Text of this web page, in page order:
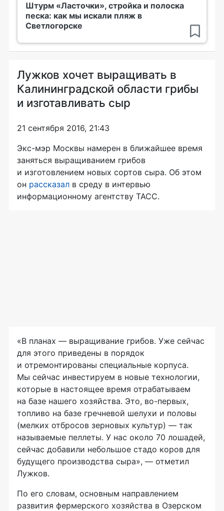
Штурм «Ласточки», стройка и полоска
песка: как мы искали пляж в
Светлогорске
Лужков хочет выращивать в
Калининградской области грибы
и изготавливать сыр
21 сентября 2016, 21:43
Экс-мэр Москвы намерен в ближайшее время
заняться выращиванием грибов
и изготовлением новых сортов сыра. Об этом
он рассказал в среду в интервью
информационному агентству ТАСС.
«В планах — выращивание грибов. Уже сейчас
для этого приведены в порядок
и отремонтированы специальные корпуса.
Мы сейчас инвестируем в новые технологии,
которые в настоящее время отрабатываем
на базе нашего хозяйства. Это, во-первых,
топливо на базе гречневой шелухи и половы
(мелких отбросов зерновых культур) — так
называемые пеллеты. У нас около 70 лошадей,
сейчас добавили небольшое стадо коров для
будущего производства сыра», — отметил
Лужков.
По его словам, основным направлением
развития фермерского хозяйства в Озерском